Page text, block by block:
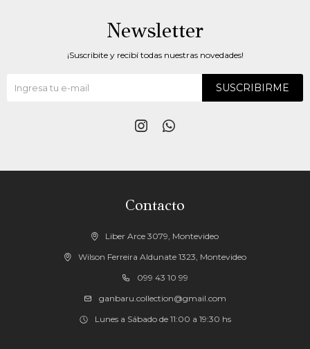
Contacto
Liber Arce 3079, Montevideo
Wilson Ferreira Aldunate 1323, Montevideo
099 43 10 99
ganbaru.collection@gmail.com
Lunes a Sábado de 11:00 a 19:30 hs
Newsletter
¡Suscribite y recibí todas nuestras novedades!
SUSCRIBIRME
 